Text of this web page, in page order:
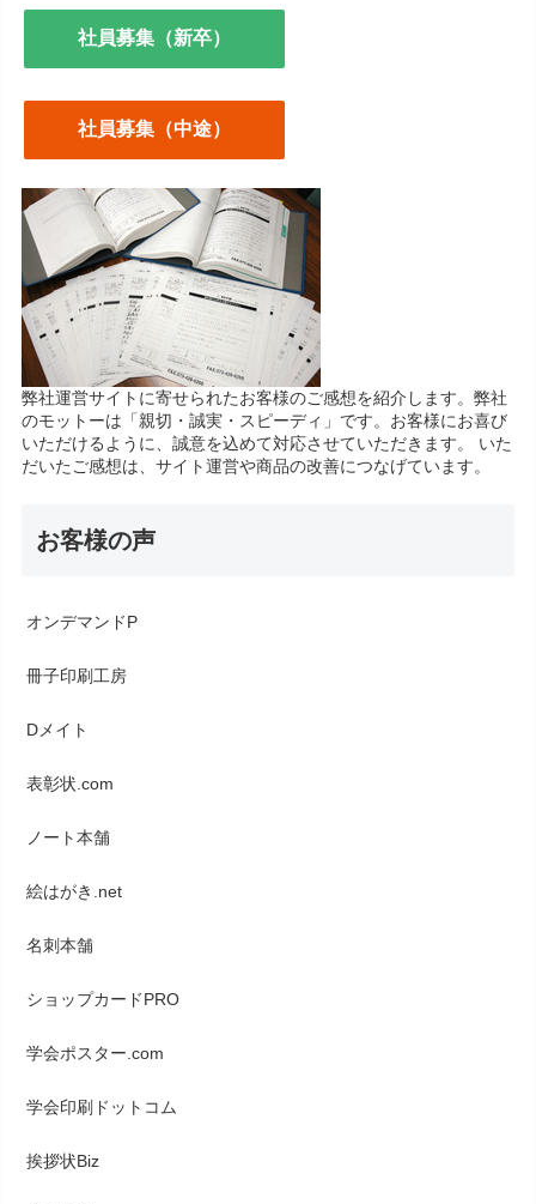
社員募集（新卒）
社員募集（中途）
弊社運営サイトに寄せられたお客様のご感想を紹介します。弊社
のモットーは「親切・誠実・スピーディ」です。お客様にお喜び
いただけるように、誠意を込めて対応させていただきます。 いた
だいたご感想は、サイト運営や商品の改善につなげています。
お客様の声
オンデマンドP
冊子印刷工房
Dメイト
表彰状.com
ノート本舗
絵はがき.net
名刺本舗
ショップカードPRO
学会ポスター.com
学会印刷ドットコム
挨拶状Biz